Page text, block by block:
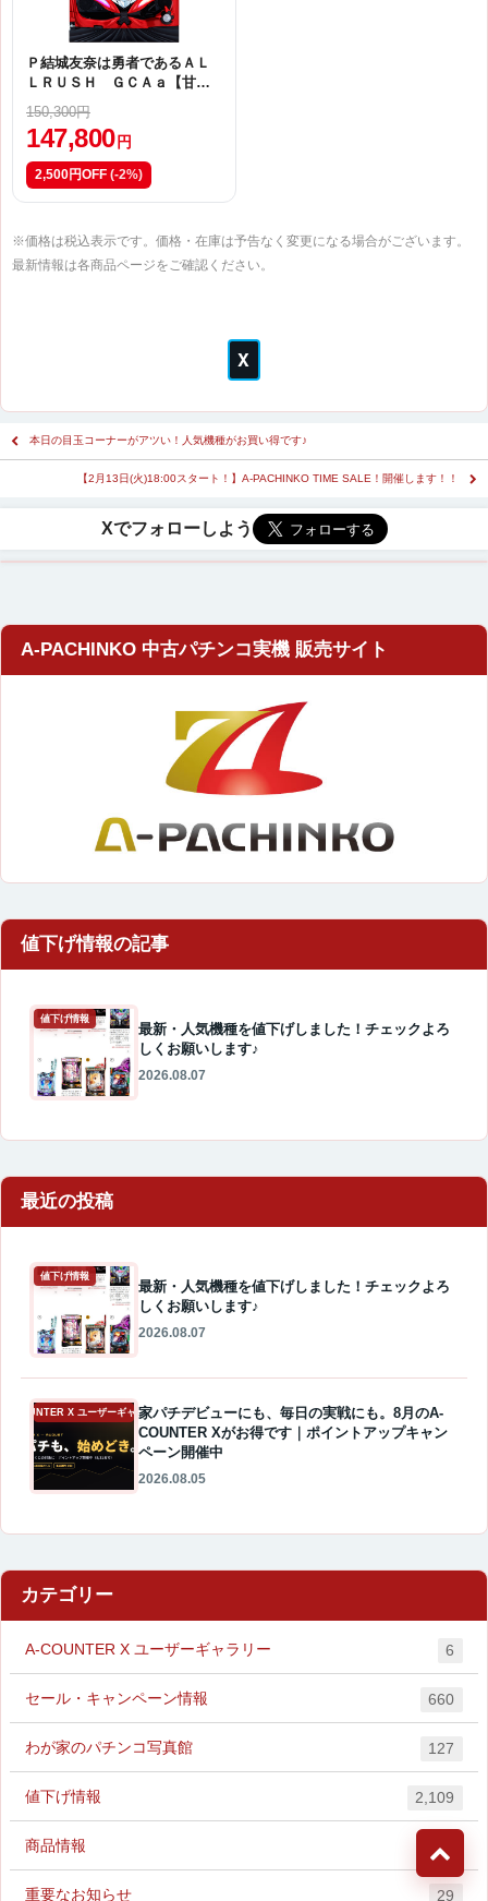
Ｐ結城友奈は勇者であるＡＬ
ＬＲＵＳＨ ＧＣＡａ【甘デ
150,300円
147,800 円
2,500円OFF (-2%)
※価格は税込表示です。価格・在庫は予告なく変更になる場合がございます。
最新情報は各商品ページをご確認ください。
本日の目玉コーナーがアツい！人気機種がお買い得です♪
【2月13日(火)18:00スタート！】A-PACHINKO TIME SALE！開催します！！
A-PACHINKO 中古パチンコ実機 販売サイト
値下げ情報
最新・人気機種を値下げしました！チェックよろ
しくお願いします♪
2026.08.07
最近の投稿
値下げ情報
最新・人気機種を値下げしました！チェックよろ
しくお願いします♪
2026.08.07
A-COUNTER X ユーザーギャラリー家パチデビューにも、毎日の実戦にも。8月のA-
COUNTER Xがお得です｜ポイントアップキャン
ペーン開催中
2026.08.05
カテゴリー
A-COUNTER X ユーザーギャラリー 6
セール・キャンペーン情報 660
わが家のパチンコ写真館 127
値下げ情報 2,109
商品情報
重要なお知らせ 29